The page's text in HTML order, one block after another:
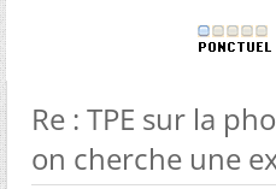
Re : TPE sur la
on cherche une